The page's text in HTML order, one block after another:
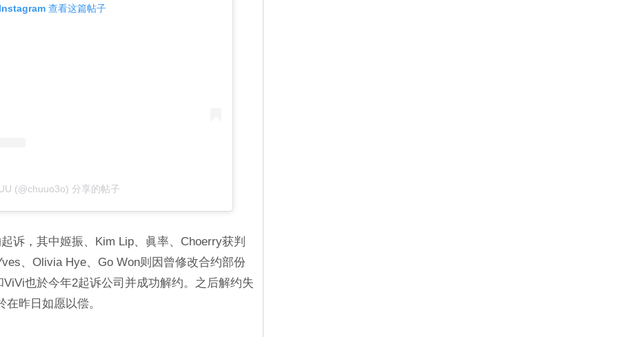
查看这篇帖子
(@chuuo3o) 分享的帖子
诉，其中姬振、Kim Lip、眞率、Choerry获判
、Olivia Hye、Go Won则因曾修改合约部份
也於今年2起诉公司并成功解约。之后解约失
昨日如愿以偿。